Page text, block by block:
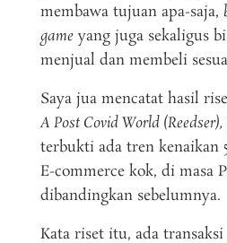
membawa tujuan apa-saja,
gameyang juga sekaligus
menjual dan membeli
Saya jua mencatat hasil
A Post Covid World (Reedser),
terbukti ada tren kenaikan
E-commerce kok, di masa
dibandingkan sebelumnya.
Kata riset itu, ada